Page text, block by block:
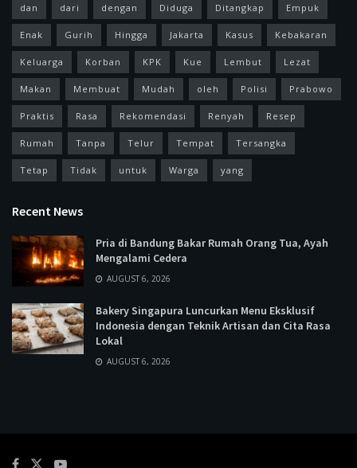
dan dari dengan Diduga Ditangkap Empuk
Enak Gurih Hingga Jakarta Kasus Kebakaran
Keluarga Korban KPK Kue Lembut Lezat
Makan Membuat Mudah oleh Polisi Prabowo
Praktis Rasa Rekomendasi Renyah Resep
Rumah Tanpa Telur Tempat Tersangka
Tetap Tidak untuk Warga yang
Recent News
Pria di Bandung Bakar Rumah Orang Tua, Ayah
Mengalami Cedera
AUGUST 6, 2026
Bakery Singapura Luncurkan Menu Eksklusif
Indonesia dengan Teknik Artisan dan Cita Rasa
Lokal
AUGUST 6, 2026